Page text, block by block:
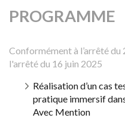
PROGRAMME
Conformément à l’arrêté
l'arrêté du 16 juin 2025
Réalisation d’un cas
pratique immersif
Avec Mention